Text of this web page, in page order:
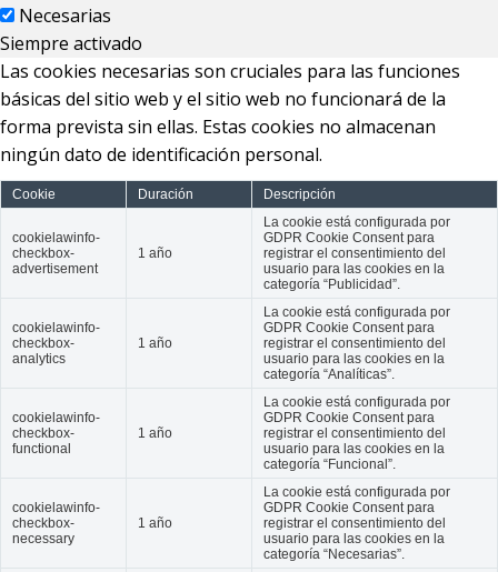
Necesarias
Siempre activado
Las cookies necesarias son cruciales para las funciones
básicas del sitio web y el sitio web no funcionará de la
forma prevista sin ellas. Estas cookies no almacenan
ningún dato de identificación personal.
Cookie Duración Descripción
cookielawinfo-
checkbox-
advertisement
1 año
La cookie está configurada por
GDPR Cookie Consent para
registrar el consentimiento del
usuario para las cookies en la
categoría “Publicidad”.
cookielawinfo-
checkbox-
analytics
1 año
La cookie está configurada por
GDPR Cookie Consent para
registrar el consentimiento del
usuario para las cookies en la
categoría “Analíticas”.
cookielawinfo-
checkbox-
functional
1 año
La cookie está configurada por
GDPR Cookie Consent para
registrar el consentimiento del
usuario para las cookies en la
categoría “Funcional”.
cookielawinfo-
checkbox-
necessary
1 año
La cookie está configurada por
GDPR Cookie Consent para
registrar el consentimiento del
usuario para las cookies en la
categoría “Necesarias”.